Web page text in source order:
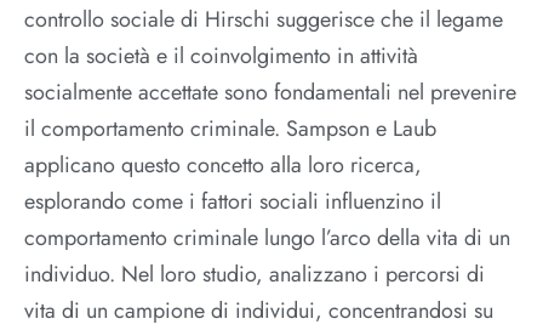
controllo sociale di Hirschi suggerisce che il legame
con la società e il coinvolgimento in attività
socialmente accettate sono fondamentali nel prevenire
il comportamento criminale. Sampson e Laub
applicano questo concetto alla loro ricerca,
esplorando come i fattori sociali influenzino il
comportamento criminale lungo l’arco della vita di un
individuo. Nel loro studio, analizzano i percorsi di
vita di un campione di individui, concentrandosi su